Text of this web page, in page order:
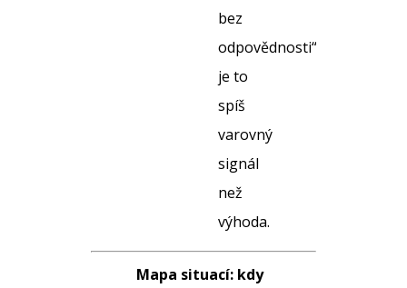
bez
odpovědnosti“,
je to
spíš
varovný
signál
než
výhoda.
Mapa situací: kdy